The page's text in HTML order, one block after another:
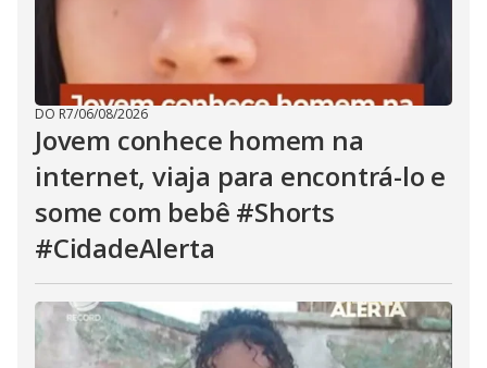
DO R7/06/08/2026
Jovem conhece homem na
internet, viaja para encontrá-lo e
some com bebê #Shorts
#CidadeAlerta